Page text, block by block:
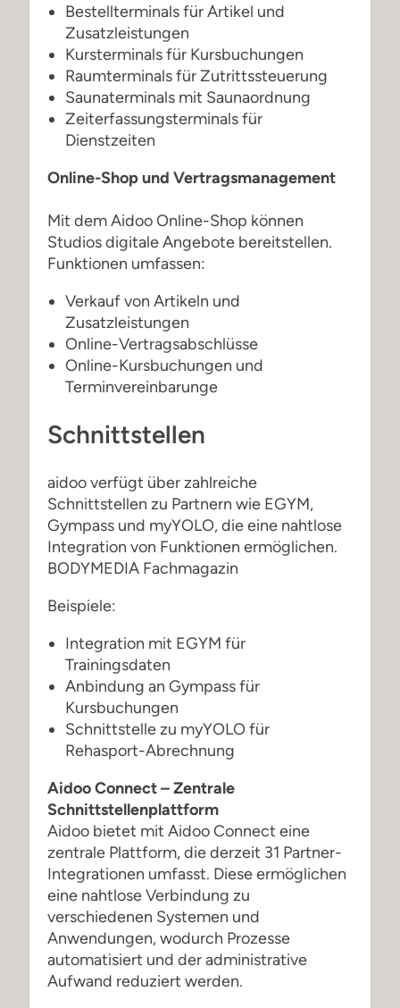
Bestellterminals für Artikel und
Zusatzleistungen
Kursterminals für Kursbuchungen
Raumterminals für Zutrittssteuerung
Saunaterminals mit Saunaordnung
Zeiterfassungsterminals für
Dienstzeiten
Online-Shop und Vertragsmanagement
Mit dem Aidoo Online-Shop können
Studios digitale Angebote bereitstellen.
Funktionen umfassen:
Verkauf von Artikeln und
Zusatzleistungen
Online-Vertragsabschlüsse
Online-Kursbuchungen und
Terminvereinbarunge
Schnittstellen
aidoo verfügt über zahlreiche
Schnittstellen zu Partnern wie EGYM,
Gympass und myYOLO, die eine nahtlose
Integration von Funktionen ermöglichen.
BODYMEDIA Fachmagazin
Beispiele:
Integration mit EGYM für
Trainingsdaten
Anbindung an Gympass für
Kursbuchungen
Schnittstelle zu myYOLO für
Rehasport-Abrechnung
Aidoo Connect – Zentrale
Schnittstellenplattform
Aidoo bietet mit Aidoo Connect eine
zentrale Plattform, die derzeit 31 Partner-
Integrationen umfasst. Diese ermöglichen
eine nahtlose Verbindung zu
verschiedenen Systemen und
Anwendungen, wodurch Prozesse
automatisiert und der administrative
Aufwand reduziert werden.